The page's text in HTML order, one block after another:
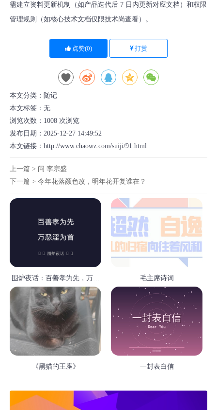
需建立资料更新机制 （如产品迭代后 7 日内更新对应文档）和权限
管理规则
（如核心技术文档仅限技术岗查看）。
点赞(0) 打赏
本文分类： 随记
本文标签：无
浏览次数： 1008 次浏览
发布日期：2025-12-27 14:49:52
本文链接： http://www.chaowz.com/suiji/91.html
上一篇 > 问 李宗盛
下一篇 > 今年花落颜色改，明年花开复谁在？
围炉夜话：百善孝为先，万恶
淫为首
毛主席诗词
《黑猫的王座》 一封表白信